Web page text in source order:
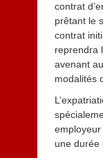
contrat
prêtant le
contrat
reprendra
avenant
modalités
employeur
une durée